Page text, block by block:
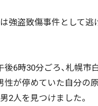
強盗致傷事件として逃
6時30分ごろ、札幌市
性が停めていた自分の
2人を見つけました。